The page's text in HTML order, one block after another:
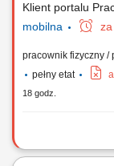
Klient portalu
mobilna
pracownik fizyczny /
pełny etat
18 godz.
obsługa ładowarki